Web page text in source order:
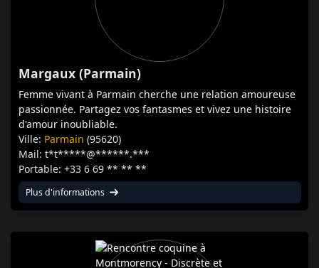
Margaux (Parmain)
Femme vivant à Parmain cherche une relation amoureuse
passionnée. Partagez vos fantasmes et vivez une histoire
d'amour inoubliable.
Ville: Parmain (95620)
Mail: t*t*****@******.***
Portable: +33 6 69 ** ** **
Plus d'informations